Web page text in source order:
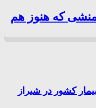
که هنوز هم
کشور در شیراز